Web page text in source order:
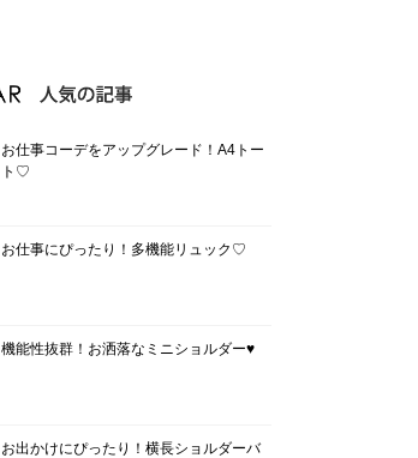
お仕事コーデをアップグレード！A4トー
ト♡
お仕事にぴったり！多機能リュック♡
機能性抜群！お洒落なミニショルダー♥
お出かけにぴったり！横長ショルダーバ